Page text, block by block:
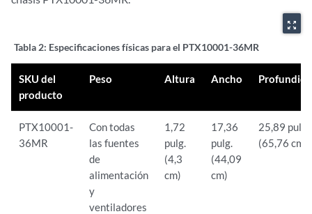
zoom_out_map
Tabla 2: Especificaciones físicas para el PTX10001-36MR
SKU del
producto
Peso Altura Ancho
PTX10001-
36MR
Con todas
las fuentes
de
alimentación
y
ventiladores
1,72
pulg.
(4,3
cm)
17,36
pulg.
(44,09
cm)
25,89 pulg.
(65,76 cm)